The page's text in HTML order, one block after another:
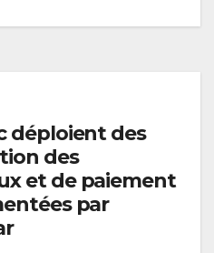
déploient des
des
et de paiement
par